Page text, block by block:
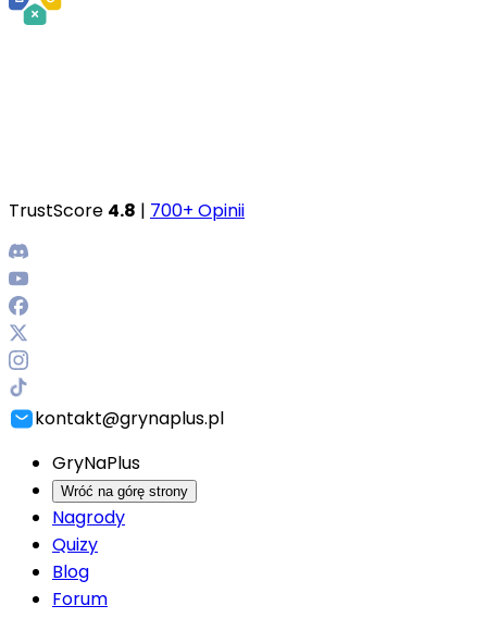
TrustScore 4.8 | 700+ Opinii
kontakt@grynaplus.pl
GryNaPlus
Wróć na górę strony
Nagrody
Quizy
Blog
Forum